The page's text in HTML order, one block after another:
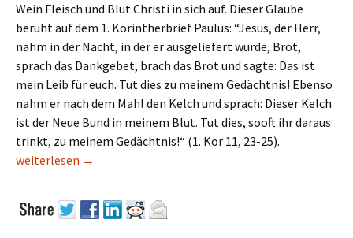
Wein Fleisch und Blut Christi in sich auf. Dieser Glaube
beruht auf dem 1. Korintherbrief Paulus: “Jesus, der Herr,
nahm in der Nacht, in der er ausgeliefert wurde, Brot,
sprach das Dankgebet, brach das Brot und sagte: Das ist
mein Leib für euch. Tut dies zu meinem Gedächtnis! Ebenso
nahm er nach dem Mahl den Kelch und sprach: Dieser Kelch
ist der Neue Bund in meinem Blut. Tut dies, sooft ihr daraus
trinkt, zu meinem Gedächtnis!“ (1. Kor 11, 23-25).
Können Veganer Katholiken sein?
weiterlesen →